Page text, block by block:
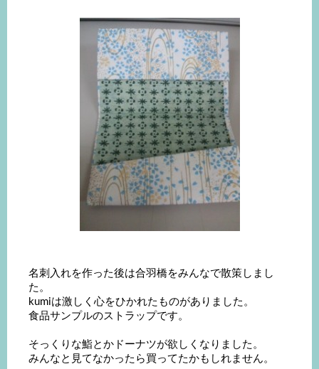
名刺入れを作った後は合羽橋をみんなで散策しまし
た。
kumiは激しく心をひかれたものがありました。
食品サンプルのストラップです。
そっくりな鮨とかドーナツが欲しくなりました。
みんなと見てなかったら買ってたかもしれません。